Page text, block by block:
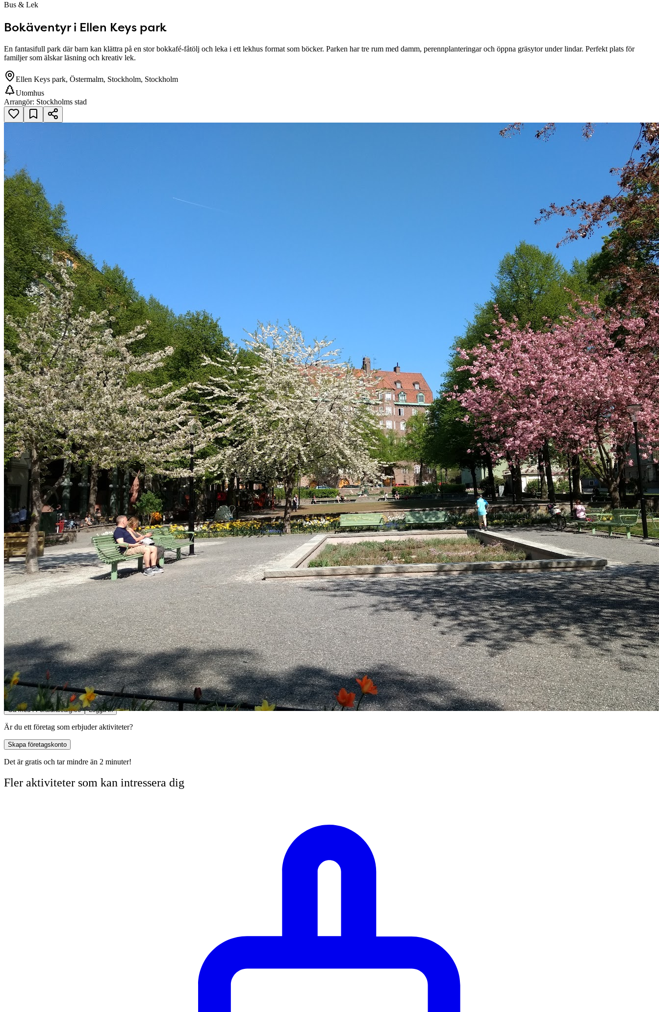
Bus & Lek
Bokäventyr i Ellen Keys park
En fantasifull park där barn kan klättra på en stor bokkafé-fåtölj och leka i ett lekhus format som böcker. Parken har tre rum med damm, perennplanteringar och öppna gräsytor under lindar. Perfekt plats för
familjer som älskar läsning och kreativ lek.
Ellen Keys park, Östermalm, Stockholm, Stockholm
Utomhus
Arrangör: Stockholms stad
Bokäventyr i Ellen Keys park
Ellen Keys park, Östermalm, Stockholm
Ellen Keys park, Östermalm, Stockholm, Stockholm
Öppna i Google Maps
Omdömen
Inga omdömen ännu.
Gå med i Föräldraledig.se!
Dela med dig av dina erfarenheter och hjälp andra föräldrar att upptäcka aktiviteter.
Skriv recensionerDela dina erfarenheter
Kontakta föräldrarBygg ditt nätverk
Få rekommendationerUpptäck nya aktiviteter
Gå med i Föräldraledig.se Logga in
Är du ett företag som erbjuder aktiviteter?
Skapa företagskonto
Det är gratis och tar mindre än 2 minuter!
Fler aktiviteter som kan intressera dig